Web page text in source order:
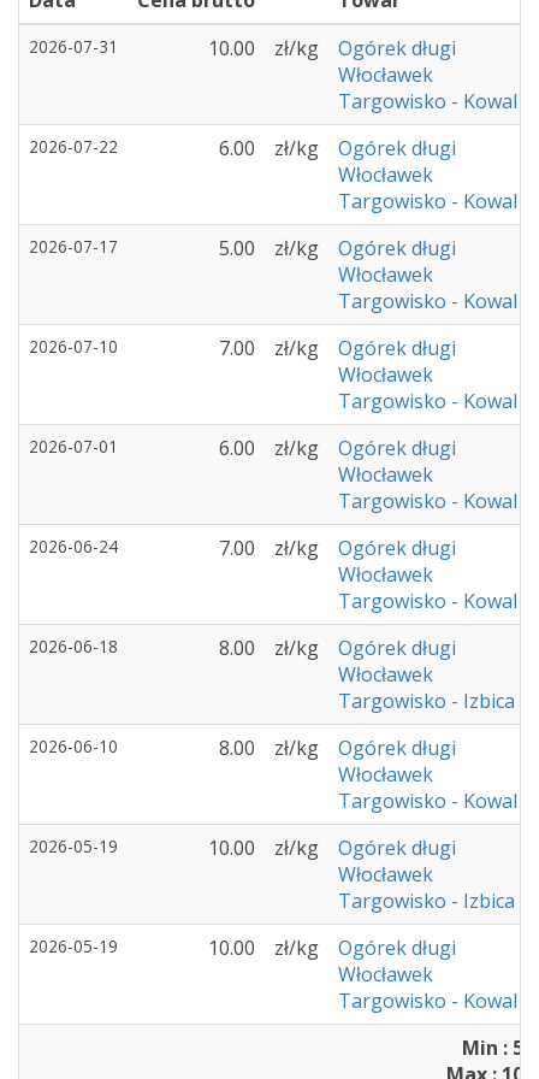
2026-07-31 10.00 zł/kg
Ogórek długi
Włocławek
Targowisko - Kowal
2026-07-22 6.00 zł/kg
Ogórek długi
Włocławek
Targowisko - Kowal
2026-07-17 5.00 zł/kg
Ogórek długi
Włocławek
Targowisko - Kowal
2026-07-10 7.00 zł/kg
Ogórek długi
Włocławek
Targowisko - Kowal
2026-07-01 6.00 zł/kg
Ogórek długi
Włocławek
Targowisko - Kowal
2026-06-24 7.00 zł/kg
Ogórek długi
Włocławek
Targowisko - Kowal
2026-06-18 8.00 zł/kg
Ogórek długi
Włocławek
Targowisko - Izbica
2026-06-10 8.00 zł/kg
Ogórek długi
Włocławek
Targowisko - Kowal
2026-05-19 10.00 zł/kg
Ogórek długi
Włocławek
Targowisko - Izbica
2026-05-19 10.00 zł/kg
Ogórek długi
Włocławek
Targowisko - Kowal
Min :